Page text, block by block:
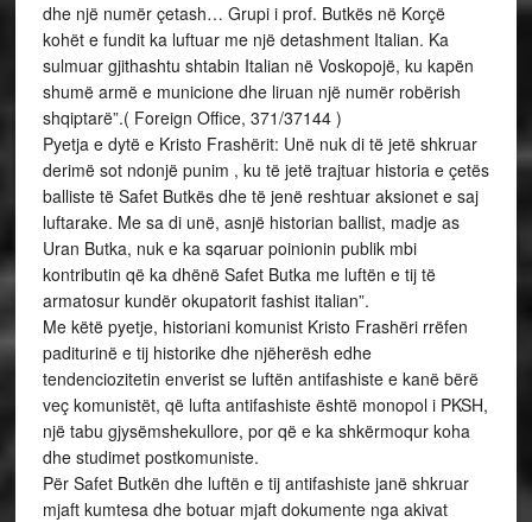
dhe një numër çetash… Grupi i prof. Butkës në Korçë
kohët e fundit ka luftuar me një detashment Italian. Ka
sulmuar gjithashtu shtabin Italian në Voskopojë, ku kapën
shumë armë e municione dhe liruan një numër robërish
shqiptarë”.( Foreign Office, 371/37144 )
Pyetja e dytë e Kristo Frashërit: Unë nuk di të jetë shkruar
derimë sot ndonjë punim , ku të jetë trajtuar historia e çetës
balliste të Safet Butkës dhe të jenë reshtuar aksionet e saj
luftarake. Me sa di unë, asnjë historian ballist, madje as
Uran Butka, nuk e ka sqaruar poinionin publik mbi
kontributin që ka dhënë Safet Butka me luftën e tij të
armatosur kundër okupatorit fashist italian”.
Me këtë pyetje, historiani komunist Kristo Frashëri rrëfen
paditurinë e tij historike dhe njëherësh edhe
tendenciozitetin enverist se luftën antifashiste e kanë bërë
veç komunistët, që lufta antifashiste është monopol i PKSH,
një tabu gjysëmshekullore, por që e ka shkërmoqur koha
dhe studimet postkomuniste.
Për Safet Butkën dhe luftën e tij antifashiste janë shkruar
mjaft kumtesa dhe botuar mjaft dokumente nga akivat